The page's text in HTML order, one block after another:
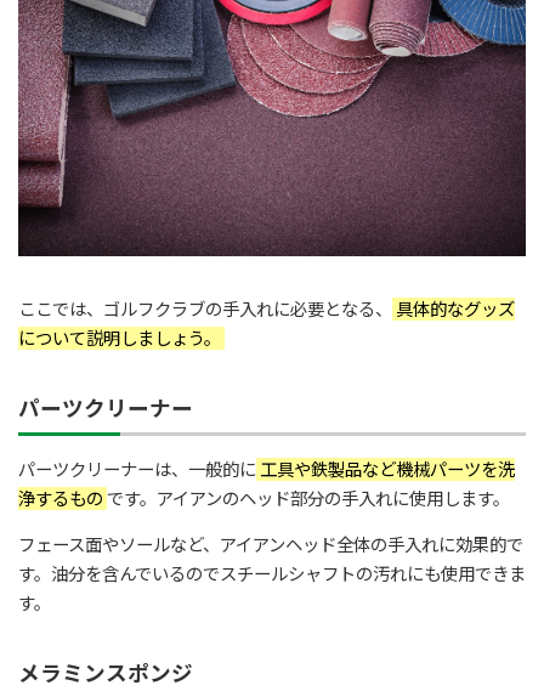
ここでは、ゴルフクラブの手入れに必要となる、
具体的なグッズ
について説明しましょう。
パーツクリーナー
パーツクリーナーは、一般的に 工具や鉄製品など機械パーツを洗
浄するもの です。アイアンのヘッド部分の手入れに使用します。
フェース面やソールなど、アイアンヘッド全体の手入れに効果的で
す。油分を含んでいるのでスチールシャフトの汚れにも使用できま
す。
メラミンスポンジ